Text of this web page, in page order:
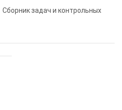
Сборник задач и контрольных